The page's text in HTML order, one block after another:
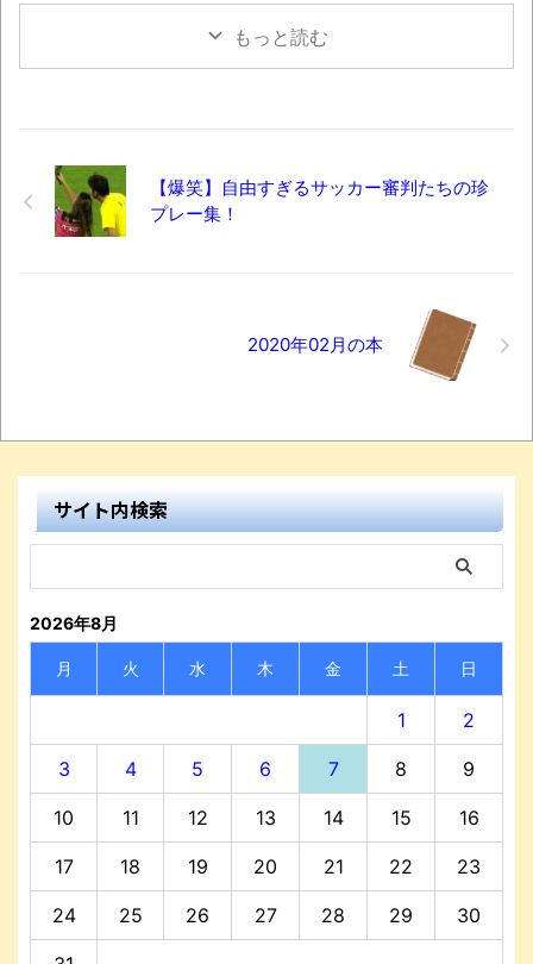
もっと読む
【爆笑】自由すぎるサッカー審判たちの珍
プレー集！
2020年02月の本
サイト内検索
2026年8月
月 火 水 木 金 土 日
1 2
3 4 5 6 7 8 9
10 11 12 13 14 15 16
17 18 19 20 21 22 23
24 25 26 27 28 29 30